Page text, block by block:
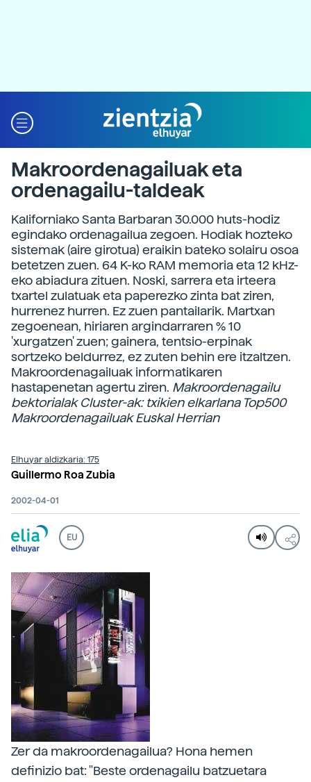
Makroordenagailuak eta
ordenagailu-taldeak
Kaliforniako Santa Barbaran 30.000 huts-hodiz
egindako ordenagailua zegoen. Hodiak hozteko
sistemak (aire girotua) eraikin bateko solairu osoa
betetzen zuen. 64 K-ko RAM memoria eta 12 kHz-
eko abiadura zituen. Noski, sarrera eta irteera
txartel zulatuak eta paperezko zinta bat ziren,
hurrenez hurren. Ez zuen pantailarik. Martxan
zegoenean, hiriaren argindarraren % 10
'xurgatzen' zuen; gainera, tentsio-erpinak
sortzeko beldurrez, ez zuten behin ere itzaltzen.
Makroordenagailuak informatikaren
hastapenetan agertu ziren. Makroordenagailu
bektorialakCluster-ak: txikien elkarlana Top500
Makroordenagailuak Euskal Herrian
Elhuyar aldizkaria: 175
Guillermo Roa Zubia
2002-04-01
EU
Zer da makroordenagailua? Hona hemen
definizio bat: "Beste ordenagailu batzuetara